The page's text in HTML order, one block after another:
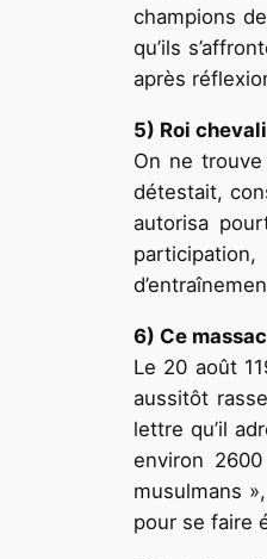
champions
qu’ils
après
5) Roi
On ne
détestait,
autorisa
6) Ce
Le 20 août
aussitôt
lettre qu’il
environ
musulmans
pour se faire